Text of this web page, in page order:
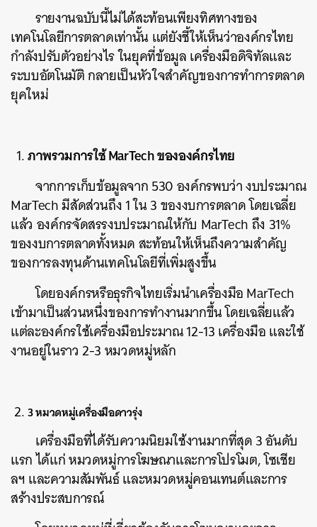
รายงานฉบับนี้ไม่ได้สะท้อนเพียงทิศทางของ
เทคโนโลยีการตลาดเท่านั้น แต่ยังชี้ให้เห็นว่าองค์กรไทย
กำลังปรับตัวอย่างไร ในยุคที่ข้อมูล เครื่องมือดิจิทัลและ
ระบบอัตโนมัติ กลายเป็นหัวใจสำคัญของการทำการตลาด
ยุคใหม่
ภาพรวมการใช้ MarTech ขององค์กรไทย
จากการเก็บข้อมูลจาก 530 องค์กรพบว่า งบประมาณ
MarTech มีสัดส่วนถึง 1 ใน 3 ของงบการตลาด โดยเฉลี่ย
แล้ว องค์กรจัดสรรงบประมาณให้กับ MarTech ถึง 31%
ของงบการตลาดทั้งหมด สะท้อนให้เห็นถึงความสำคัญ
ของการลงทุนด้านเทคโนโลยีที่เพิ่มสูงขึ้น
โดยองค์กรหรือธุรกิจไทยเริ่มนำเครื่องมือ MarTech
เข้ามาเป็นส่วนหนึ่งของการทำงานมากขึ้น โดยเฉลี่ยแล้ว
แต่ละองค์กรใช้เครื่องมือประมาณ 12-13 เครื่องมือ และใช้
งานอยู่ในราว 2-3 หมวดหมู่หลัก
3 หมวดหมู่เครื่องมือดาวรุ่ง
เครื่องมือที่ได้รับความนิยมใช้งานมากที่สุด 3 อันดับ
แรก ได้แก่ หมวดหมู่การโฆษณาและการโปรโมต, โซเชีย
ลฯ และความสัมพันธ์ และหมวดหมู่คอนเทนต์และการ
สร้างประสบการณ์